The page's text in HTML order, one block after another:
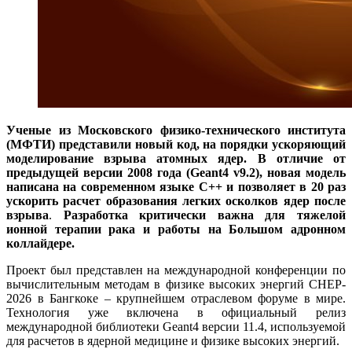
Ученые из Московского физико-технического института
(МФТИ) представили новый код, на порядки ускоряющий
моделирование взрыва атомных ядер. В отличие от
предыдущей версии 2008 года (Geant4 v9.2), новая модель
написана на современном языке C++ и позволяет в 20 раз
ускорить расчет образования легких осколков ядер после
взрыва. Разработка критически важна для тяжелой
ионной терапии рака и работы на Большом адронном
коллайдере.
Проект был представлен на международной конференции по
вычислительным методам в физике высоких энергий CHEP-
2026 в Бангкоке – крупнейшем отраслевом форуме в мире.
Технология уже включена в официальный релиз
международной библиотеки Geant4 версии 11.4, используемой
для расчетов в ядерной медицине и физике высоких энергий.